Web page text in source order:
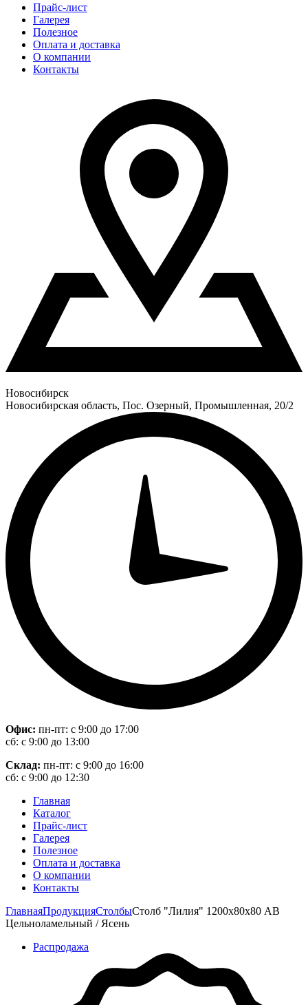
Прайс-лист
Галерея
Полезное
Оплата и доставка
О компании
Контакты
Новосибирск
Новосибирская область, Пос. Озерный, Промышленная, 20/2
Офис: пн-пт: с 9:00 до 17:00
сб: с 9:00 до 13:00
Склад: пн-пт: с 9:00 до 16:00
сб: с 9:00 до 12:30
Главная
Каталог
Прайс-лист
Галерея
Полезное
Оплата и доставка
О компании
Контакты
ГлавнаяПродукцияСтолбыСтолб "Лилия" 1200х80х80 АВ
Цельноламельный / Ясень
Распродажа